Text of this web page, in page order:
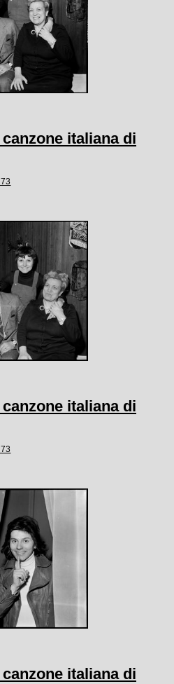
italiana di
italiana di
italiana di